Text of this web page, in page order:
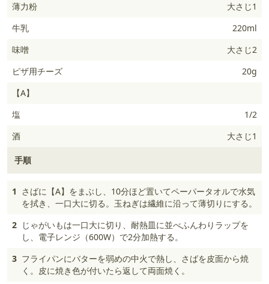
薄力粉
大さじ1
牛乳
220ml
味噌
大さじ2
ピザ用チーズ
20g
【A】
塩
1/2
酒
大さじ1
手順
1
さばに【A】をまぶし、10分ほど置いてペーパータオルで水気
を拭き、一口大に切る。玉ねぎは繊維に沿って薄切りにする。
2 じゃがいもは一口大に切り、耐熱皿に並べふんわりラップを
し、電子レンジ（600W）で2分加熱する。
3 フライパンにバターを弱めの中火で熱し、さばを皮面から焼
く。皮に焼き色が付いたら返して両面焼く。